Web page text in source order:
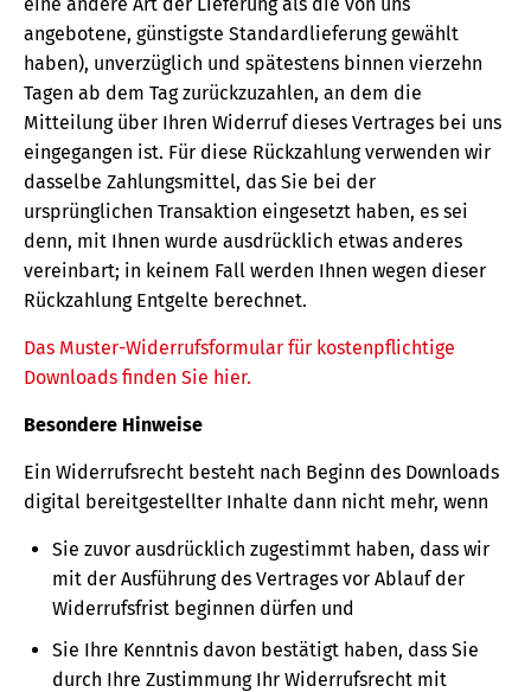
angebotene, günstigste Standardlieferung gewählt
haben), unverzüglich und spätestens binnen vierzehn
Tagen ab dem Tag zurückzuzahlen, an dem die
Mitteilung über Ihren Widerruf dieses Vertrages bei uns
eingegangen ist. Für diese Rückzahlung verwenden wir
dasselbe Zahlungsmittel, das Sie bei der
ursprünglichen Transaktion eingesetzt haben, es sei
denn, mit Ihnen wurde ausdrücklich etwas anderes
vereinbart; in keinem Fall werden Ihnen wegen dieser
Rückzahlung Entgelte berechnet.
Das Muster-Widerrufsformular für kostenpflichtige
Downloads finden Sie hier.
Besondere Hinweise
Ein Widerrufsrecht besteht nach Beginn des Downloads
digital bereitgestellter Inhalte dann nicht mehr, wenn
Sie zuvor ausdrücklich zugestimmt haben, dass wir
mit der Ausführung des Vertrages vor Ablauf der
Widerrufsfrist beginnen dürfen und
Sie Ihre Kenntnis davon bestätigt haben, dass Sie
durch Ihre Zustimmung Ihr Widerrufsrecht mit